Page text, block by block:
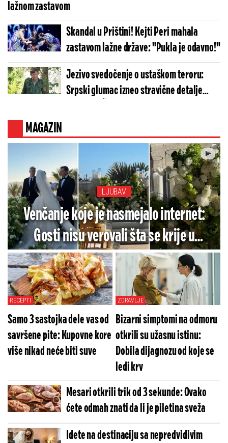
lažnom zastavom
Skandal u Prištini! Kejti Peri mahala
zastavom lažne države: "Pukla je odavno!"
Jezivo svedočenje o ustaškom teroru:
Srpski glumac izneo stravične detalje
MAGAZIN
LJUBAV
Venčanje koje je nasmejalo internet:
Gosti nisu verovali šta se krije u
raskošnoj dekoraciji (VIDEO)
RECEPTI
Samo 3 sastojka dele vas od
savršene pite: Kupovne kore
više nikad neće biti suve
ZDRAVLJE
Bizarni simptomi na odmoru
otkrili su užasnu istinu:
Dobila dijagnozu od koje se
ledi krv
Mesari otkrili trik od 3 sekunde: Ovako
ćete odmah znati da li je piletina sveža
Idete na destinaciju sa nepredvidivim